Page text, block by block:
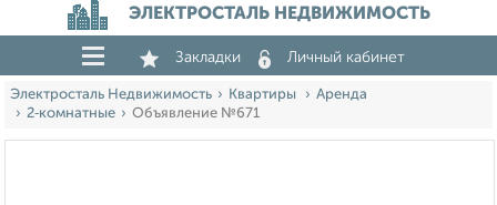
ЭЛЕКТРОСТАЛЬ НЕДВИЖИМОСТЬ
Закладки Личный кабинет
Электросталь Недвижимость Квартиры
Аренда
2‑комнатные
Объявление №671